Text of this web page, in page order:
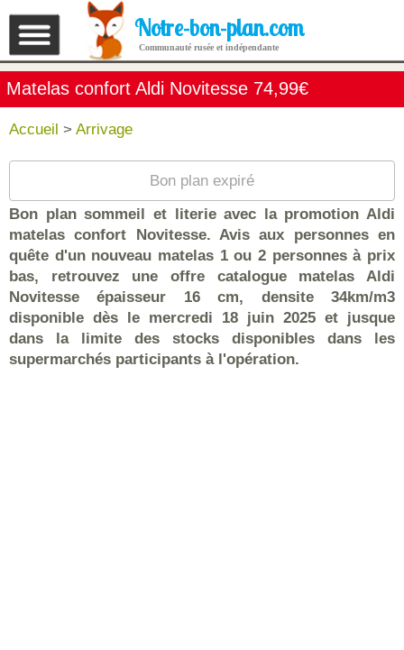
Notre-bon-plan.com
Communauté rusée et indépendante
Matelas confort Aldi Novitesse 74,99€
Accueil > Arrivage
Bon plan expiré
Bon plan sommeil et literie avec la promotion Aldi
matelas confort Novitesse. Avis aux personnes en
quête d'un nouveau matelas 1 ou 2 personnes à prix
bas, retrouvez une offre catalogue matelas Aldi
Novitesse épaisseur 16 cm, densite 34km/m3
disponible dès le mercredi 18 juin 2025 et jusque
dans la limite des stocks disponibles dans les
supermarchés participants à l'opération.